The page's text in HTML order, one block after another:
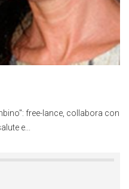
free-lance, collabora con
e...